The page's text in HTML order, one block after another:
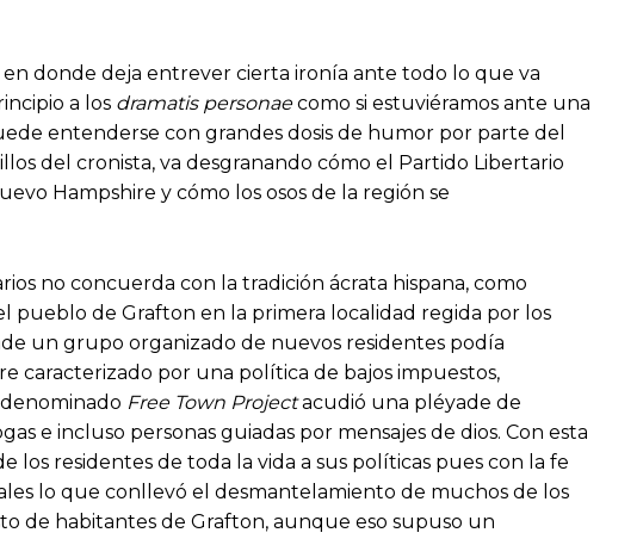
donde deja entrever cierta ironía ante todo lo que va
a los dramatis personaecomo si estuviéramos ante una
entenderse con grandes dosis de humor por parte del
del cronista, va desgranando cómo el Partido Libertario
Hampshire y cómo los osos de la región se
no concuerda con la tradición ácrata hispana, como
pueblo de Grafton en la primera localidad regida por los
un grupo organizado de nuevos residentes podía
caracterizado por una política de bajos impuestos,
Free Town Projectacudió una pléyade de
e incluso personas guiadas por mensajes de dios. Con esta
residentes de toda la vida a sus políticas pues con la fe
lo que conllevó el desmantelamiento de muchos de los
de habitantes de Grafton, aunque eso supuso un